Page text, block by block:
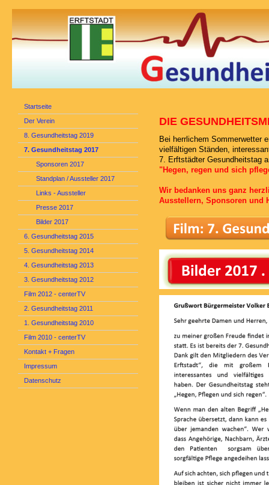
Startseite
Der Verein
8. Gesundheitstag 2019
7. Gesundheitstag 2017
Sponsoren 2017
Standplan / Aussteller 2017
Links - Aussteller
Presse 2017
Bilder 2017
6. Gesundheitstag 2015
5. Gesundheitstag 2014
4. Gesundheitstag 2013
3. Gesundheitstag 2012
Film 2012 - centerTV
2. Gesundheitstag 2011
1. Gesundheitstag 2010
Film 2010 - centerTV
Kontakt + Fragen
Impressum
Datenschutz
DIE
Bei herrlichem Sommerwetter
vielfältigen Ständen,
7. Erftstädter Gesundheitstag
"Hegen, regen und sich
Wir bedanken uns ganz
Ausstellern, Sponsoren und